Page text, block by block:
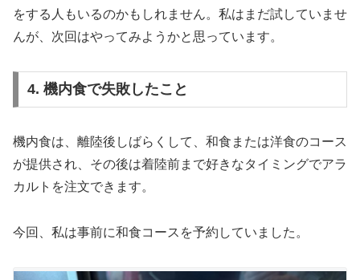
をする人もいるのかもしれません。私はまだ試していませ
んが、次回はやってみようかと思っています。
4. 機内食で失敗したこと
機内食は、離陸後しばらくして、和食または洋食のコース
が提供され、その後は着陸前まで好きなタイミングでアラ
カルトを注文できます。
今回、私は事前に和食コースを予約していました。